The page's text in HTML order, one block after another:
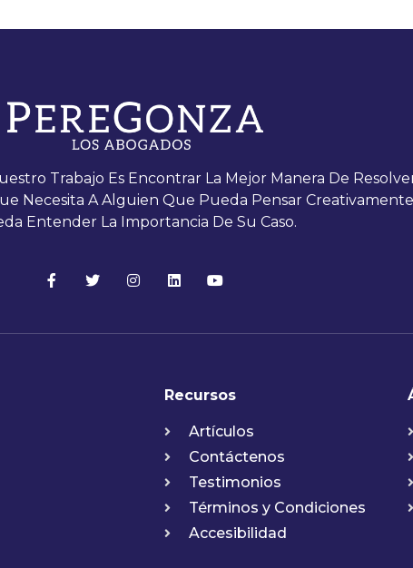
Trabajo Es Encontrar La Mejor Manera De
Necesita A Alguien Que Pueda Pensar
Entender La Importancia De Su Caso.
Recursos
Artículos
Contáctenos
Testimonios
Términos y Condiciones
Accesibilidad